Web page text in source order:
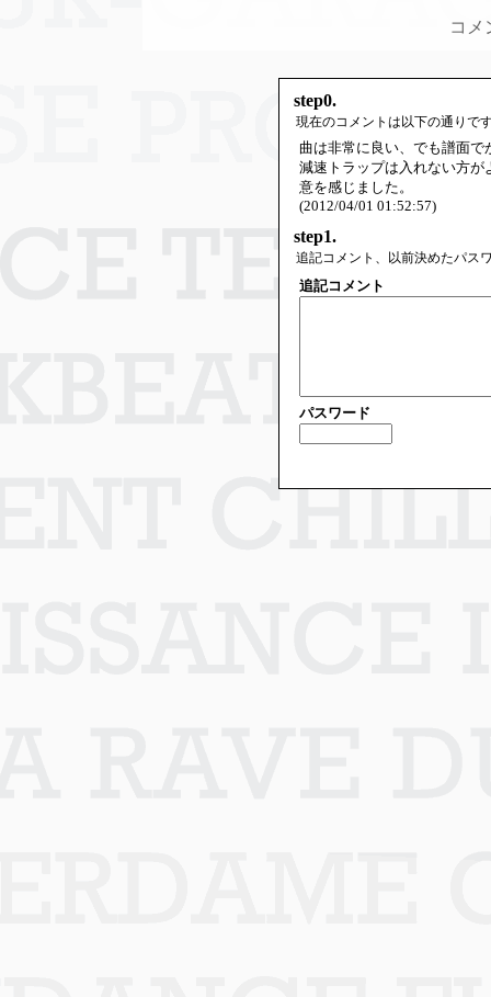
コメ
step0.
現在のコメントは以下の通りで
曲は非常に良い、でも譜面
減速トラップは入れない方
意を感じました。
(2012/04/01 01:52:57)
step1.
追記コメント、以前決めたパス
追記コメント
パスワード